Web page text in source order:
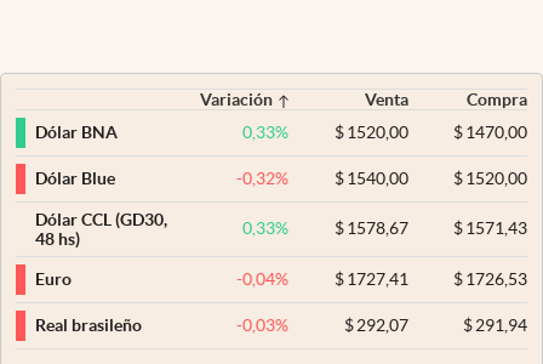
Variación Venta
Compra
Dólar BNA
0,33% $ 1520,00 $1470,00
Dólar Blue -0,32% $ 1540,00 $1520,00
Dólar CCL (GD30,
48 hs)
0,33% $ 1578,67 $1571,43
Euro -0,04% $ 1727,41 $1726,53
Real brasileño -0,03% $ 292,07 $291,94